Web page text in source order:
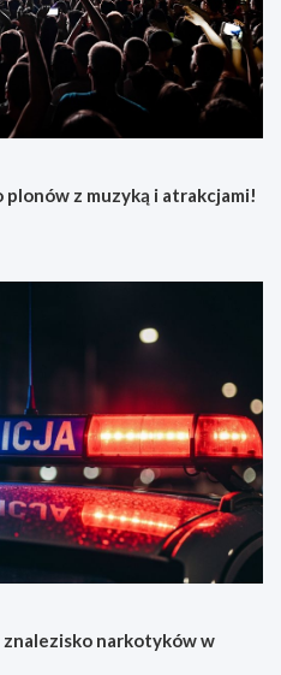
plonów z muzyką i atrakcjami!
znalezisko narkotyków w